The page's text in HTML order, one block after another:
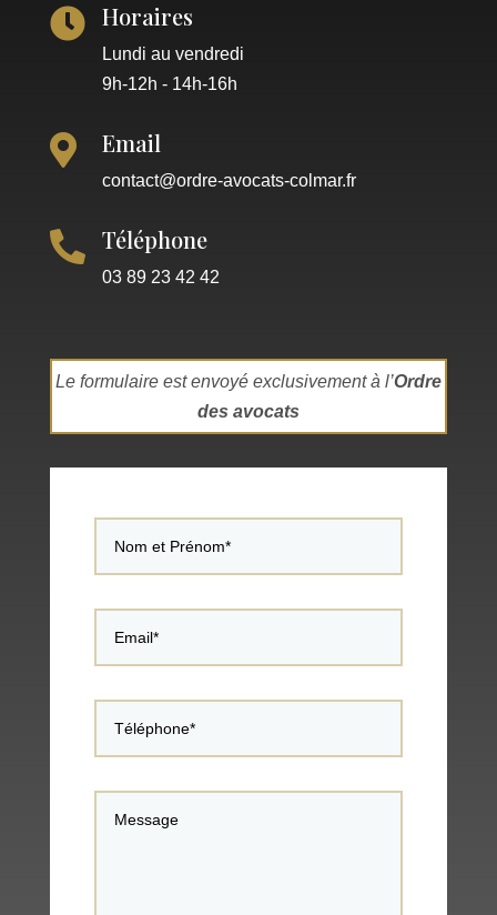
 Horaires
Lundi au vendredi
9h-12h - 14h-16h
 Email
contact@ordre-avocats-colmar.fr
 Téléphone
03 89 23 42 42
Le formulaire est envoyé exclusivement à l’Ordre
des avocats